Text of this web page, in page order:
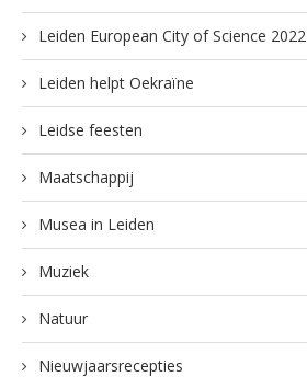
Leiden European City of Science 2022
Leiden helpt Oekraïne
Leidse feesten
Maatschappij
Musea in Leiden
Muziek
Natuur
Nieuwjaarsrecepties